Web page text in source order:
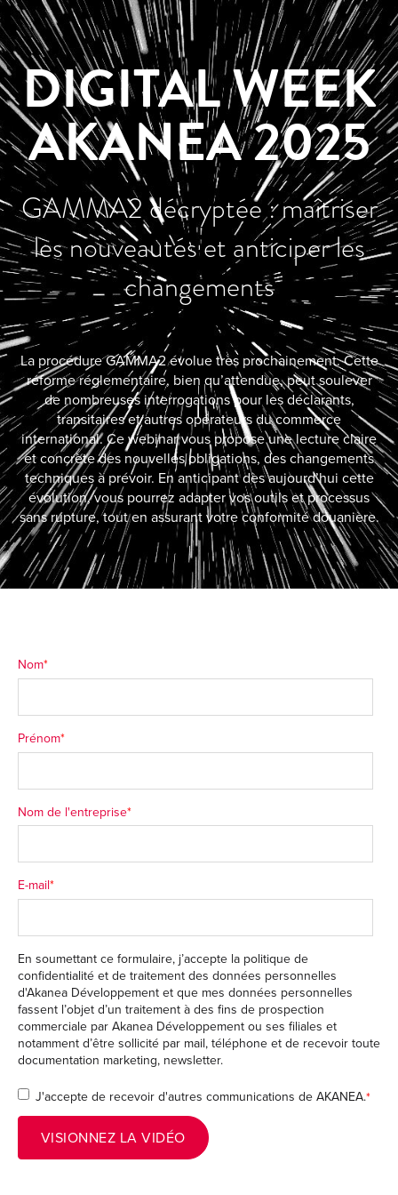
DIGITAL WEEK
AKANEA 2025
GAMMA2 décryptée : maîtriser
les nouveautés et anticiper les
changements
La procédure GAMMA2 évolue très prochainement. Cette
réforme réglementaire, bien qu’attendue, peut soulever
de nombreuses interrogations pour les déclarants,
transitaires et autres opérateurs du commerce
international. Ce webinar vous propose une lecture claire
et concrète des nouvelles obligations, des changements
techniques à prévoir. En anticipant dès aujourd’hui cette
évolution, vous pourrez adapter vos outils et processus
sans rupture, tout en assurant votre conformité douanière.
Nom*
Prénom*
Nom de l'entreprise*
E-mail*
En soumettant ce formulaire, j’accepte la politique de
confidentialité et de traitement des données personnelles
d'Akanea Développement et que mes données personnelles
fassent l’objet d’un traitement à des fins de prospection
commerciale par Akanea Développement ou ses filiales et
notamment d’être sollicité par mail, téléphone et de recevoir toute
documentation marketing, newsletter.
J'accepte de recevoir d'autres communications de AKANEA.*